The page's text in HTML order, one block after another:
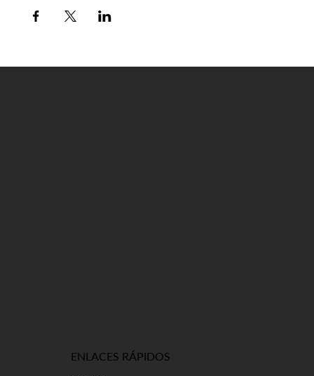
ENLACES RÁPIDOS